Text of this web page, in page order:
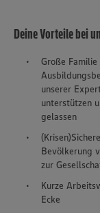
Deine Vorteile bei
Große
unserer
unterstützen
gelassen
Bevölkerung
zur
Kurze
Ecke